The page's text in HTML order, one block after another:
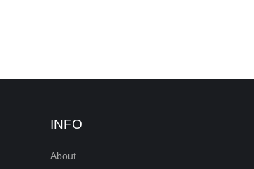
INFO
About